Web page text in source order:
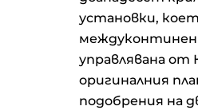
установки,
управлявана от
оригиналния
подобрения на